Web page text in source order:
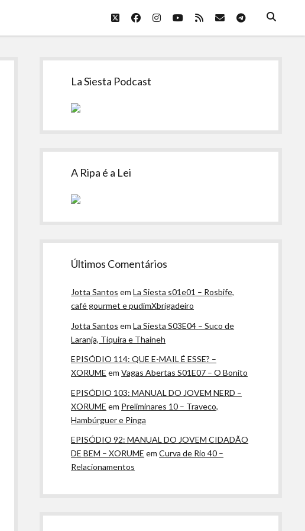
twitterfacebookinstagram
youtube
rss emailtelegram
Sidebar
La Siesta Podcast
A Ripa é a Lei
Últimos Comentários
Jotta Santos emLa Siesta s01e01 – Rosbife,
café gourmet e pudimXbrigadeiro
Jotta Santos emLa Siesta S03E04 – Suco de
Laranja, Tiquira e Thaineh
EPISÓDIO 114: QUE E-MAIL É ESSE? –
XORUME emVagas Abertas S01E07 – O Bonito
EPISÓDIO 103: MANUAL DO JOVEM NERD –
XORUME em Preliminares 10 – Traveco,
Hambúrguer e Pinga
EPISÓDIO 92: MANUAL DO JOVEM CIDADÃO
DE BEM – XORUME emCurva de Rio 40 –
Relacionamentos